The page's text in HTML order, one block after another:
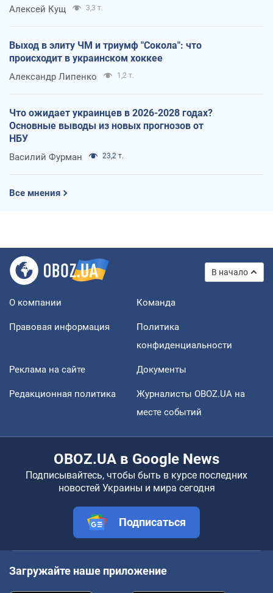
Алексей Кущ 3,3 т.
Выход в элиту ЧМ и триумф "Сокола": что
происходит в украинском хоккее
Александр Липенко 1,2 т.
Что ожидает украинцев в 2026-2028 годах?
Основные выводы из новых прогнозов от
НБУ
Василий Фурман 23,2 т.
Все мнения
В начало
О компании Команда
Правовая информация
Политика
конфиденциальности
Реклама на сайте Документы
Редакционная политика
Журналисты OBOZ.UA на
месте событий
OBOZ.UA в Google News
Подписывайтесь, чтобы быть в курсе последних
новостей Украины и мира сегодня
Подписаться
Загружайте наше приложение